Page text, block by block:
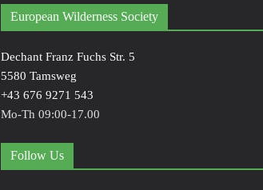
European Wilderness Society
Dechant Franz Fuchs Str. 5
5580 Tamsweg
+43 676 9271 543
Mo-Th 09:00-17.00
Follow Us